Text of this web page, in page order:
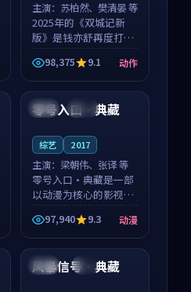
主演： 苏柏然、樊清晏 等
2025年的《双城记新
版》是钱亦舒再度打磨
的动作佳作。中国大陆
的取景与沙漠探险的氛
围相互成就，苏柏然与
樊清晏的对手戏自然克
制，让整部影片在悬念
98,375 9.1 动作
日本 高分
零号入口·典藏
综艺 2017
主演： 梁朝伟、张译 等
零号入口·典藏是一部
以动漫为核心的影视作
品，围绕危机、反转与
人物成长展开，整体节
奏紧凑，值得推荐观
看。
97,940 9.3 动漫
英国 4K
风暴信号·典藏